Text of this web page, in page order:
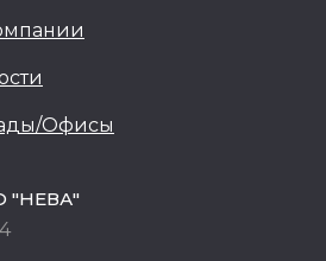
Офисы
"НЕВА"